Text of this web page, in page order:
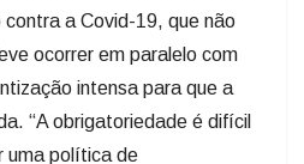
a Covid-19, que não
ocorrer em paralelo com
intensa para que a
“A obrigatoriedade é difícil
uma política de